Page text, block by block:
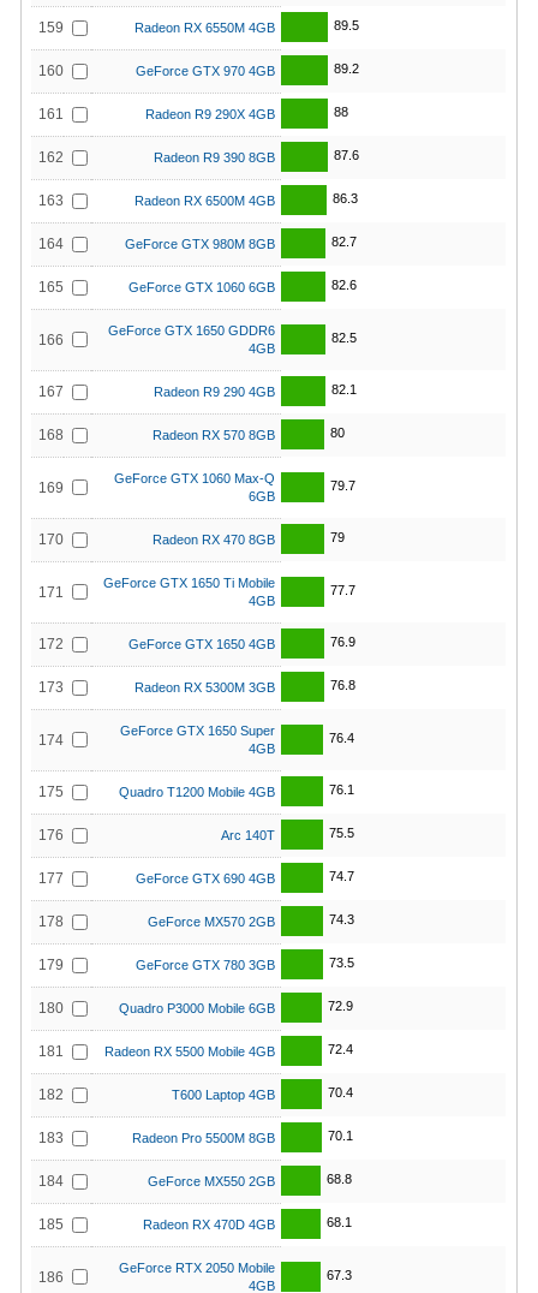
159 Radeon RX 6550M 4GB 89.5
160 GeForce GTX 970 4GB 89.2
161 Radeon R9 290X 4GB 88
162 Radeon R9 390 8GB 87.6
163 Radeon RX 6500M 4GB 86.3
164 GeForce GTX 980M 8GB 82.7
165 GeForce GTX 1060 6GB 82.6
166
GeForce GTX 1650 GDDR6
4GB
82.5
167 Radeon R9 290 4GB 82.1
168 Radeon RX 570 8GB 80
169
GeForce GTX 1060 Max-Q
6GB
79.7
170 Radeon RX 470 8GB 79
171
GeForce GTX 1650 Ti Mobile
4GB
77.7
172 GeForce GTX 1650 4GB 76.9
173 Radeon RX 5300M 3GB 76.8
174
GeForce GTX 1650 Super
4GB
76.4
175 Quadro T1200 Mobile 4GB 76.1
176 Arc 140T 75.5
177 GeForce GTX 690 4GB 74.7
178 GeForce MX570 2GB 74.3
179 GeForce GTX 780 3GB 73.5
180 Quadro P3000 Mobile 6GB 72.9
181 Radeon RX 5500 Mobile 4GB 72.4
182 T600 Laptop 4GB 70.4
183 Radeon Pro 5500M 8GB 70.1
184 GeForce MX550 2GB 68.8
185 Radeon RX 470D 4GB 68.1
186
GeForce RTX 2050 Mobile
4GB
67.3